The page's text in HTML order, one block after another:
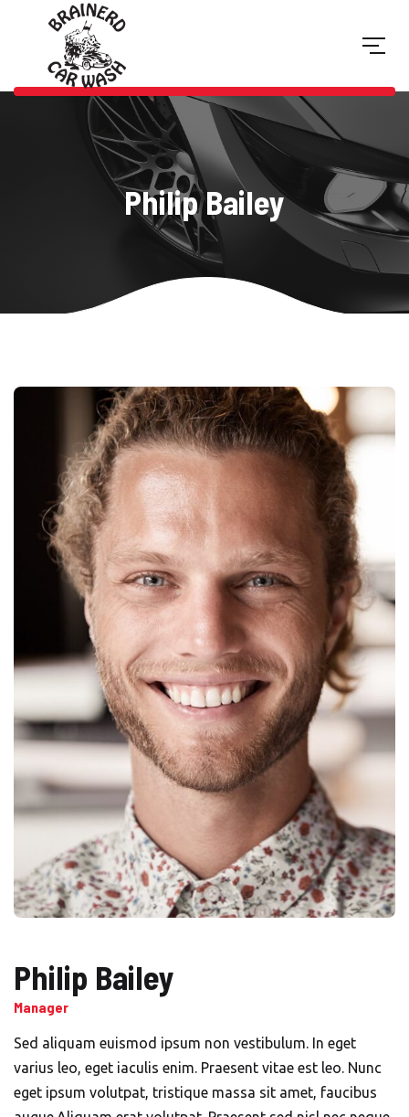
Philip Bailey
Philip Bailey
Manager
Sed aliquam euismod ipsum non vestibulum. In eget
varius leo, eget iaculis enim. Praesent vitae est leo. Nunc
eget ipsum volutpat, tristique massa sit amet, faucibus